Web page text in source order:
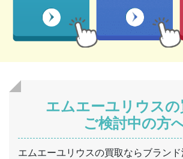
エムエーユリウスの
ご検討中の方
エムエーユリウスの買取ならブラン